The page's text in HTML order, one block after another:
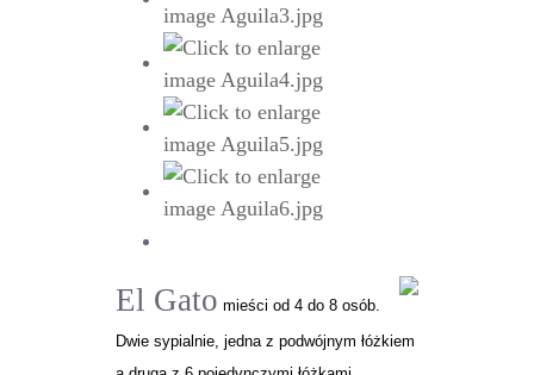
El Gato mieści od 4 do 8 osób.
Dwie sypialnie, jedna z podwójnym łóżkiem